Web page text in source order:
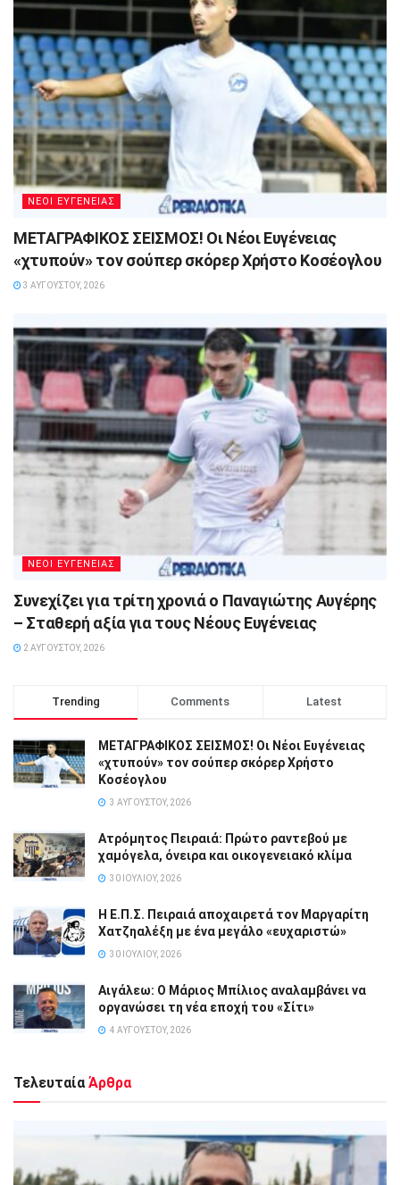
ΝΕΟΙ ΕΥΓΕΝΕΙΑΣ
ΜΕΤΑΓΡΑΦΙΚΟΣ ΣΕΙΣΜΟΣ! Οι Νέοι Ευγένειας
«χτυπούν» τον σούπερ σκόρερ Χρήστο Κοσέογλου
3 ΑΥΓΟΎΣΤΟΥ, 2026
ΝΕΟΙ ΕΥΓΕΝΕΙΑΣ
Συνεχίζει για τρίτη χρονιά ο Παναγιώτης Αυγέρης
– Σταθερή αξία για τους Νέους Ευγένειας
2 ΑΥΓΟΎΣΤΟΥ, 2026
Trending Comments Latest
ΜΕΤΑΓΡΑΦΙΚΟΣ ΣΕΙΣΜΟΣ! Οι Νέοι Ευγένειας
«χτυπούν» τον σούπερ σκόρερ Χρήστο
Κοσέογλου
3 ΑΥΓΟΎΣΤΟΥ, 2026
Ατρόμητος Πειραιά: Πρώτο ραντεβού με
χαμόγελα, όνειρα και οικογενειακό κλίμα
30 ΙΟΥΛΊΟΥ, 2026
Η Ε.Π.Σ. Πειραιά αποχαιρετά τον Μαργαρίτη
Χατζηαλέξη με ένα μεγάλο «ευχαριστώ»
30 ΙΟΥΛΊΟΥ, 2026
Αιγάλεω: Ο Μάριος Μπίλιος αναλαμβάνει να
οργανώσει τη νέα εποχή του «Σίτι»
4 ΑΥΓΟΎΣΤΟΥ, 2026
Τελευταία Άρθρα